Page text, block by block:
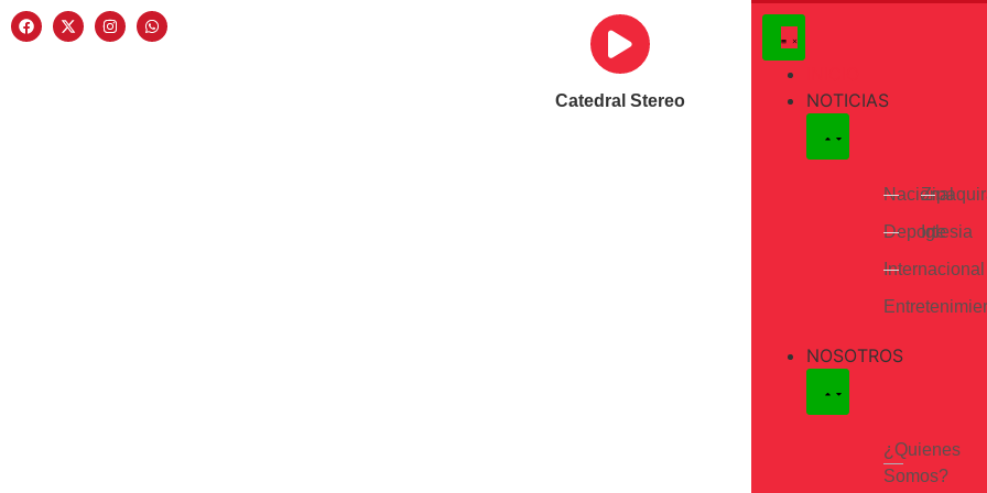
Catedral Stereo
NOTICIAS
Nacional
Deporte
Internacional
Iglesia
NOSOTROS
¿Quienes
Somos?